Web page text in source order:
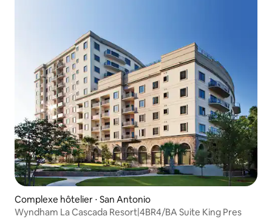
Complexe hôtelier ⋅ San Antonio
Wyndham La Cascada Resort|4BR4/BA Suite King Pres